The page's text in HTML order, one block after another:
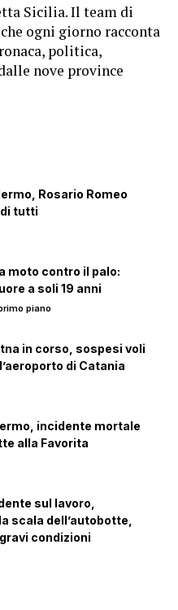
Sicilia. Il team di
ogni giorno racconta
politica,
nove province
Rosario Romeo
tutti
moto contro il palo:
a soli 19 anni
piano
in corso, sospesi voli
di Catania
incidente mortale
alla Favorita
sul lavoro,
scala dell’autobotte,
condizioni